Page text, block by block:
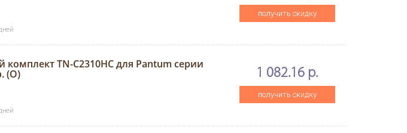
получить скидку
TN-C2310HC для Pantum серии
(O) 1 082.16 р.
получить скидку